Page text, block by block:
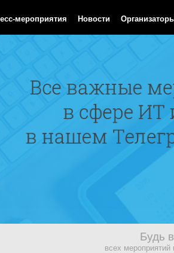
мероприятия Новости
Будь
всех мероприятий